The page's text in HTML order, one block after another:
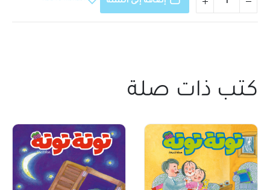
كتب ذات صلة